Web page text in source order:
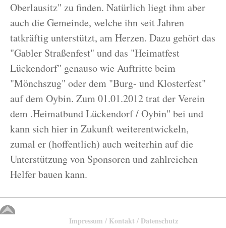
Oberlausitz" zu finden. Natürlich liegt ihm aber
auch die Gemeinde, welche ihn seit Jahren
tatkräftig unterstützt, am Herzen. Dazu gehört das
"Gabler Straßenfest" und das "Heimatfest
Lückendorf" genauso wie Auftritte beim
"Mönchszug" oder dem "Burg- und Klosterfest"
auf dem Oybin. Zum 01.01.2012 trat der Verein
dem .Heimatbund Lückendorf / Oybin" bei und
kann sich hier in Zukunft weiterentwickeln,
zumal er (hoffentlich) auch weiterhin auf die
Unterstützung von Sponsoren und zahlreichen
Helfer bauen kann.
Impressum / Kontakt / Datenschutz